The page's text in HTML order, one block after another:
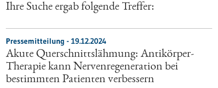
Ihre Suche ergab folgende Treffer:
Pressemitteilung - 19.12.2024
Akute Querschnittslähmung: Antikörper-
Therapie kann Nervenregeneration bei
bestimmten Patienten verbessern